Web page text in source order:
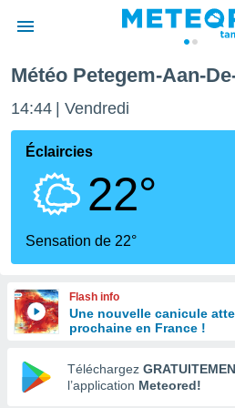
de
en
Météo Petegem-Aan-
14:44 Vendredi
Éclaircies
22°
Sensation de 22°
Flash info
Une nouvelle canicule
prochaine en France !
Téléchargez
l’application Meteored!